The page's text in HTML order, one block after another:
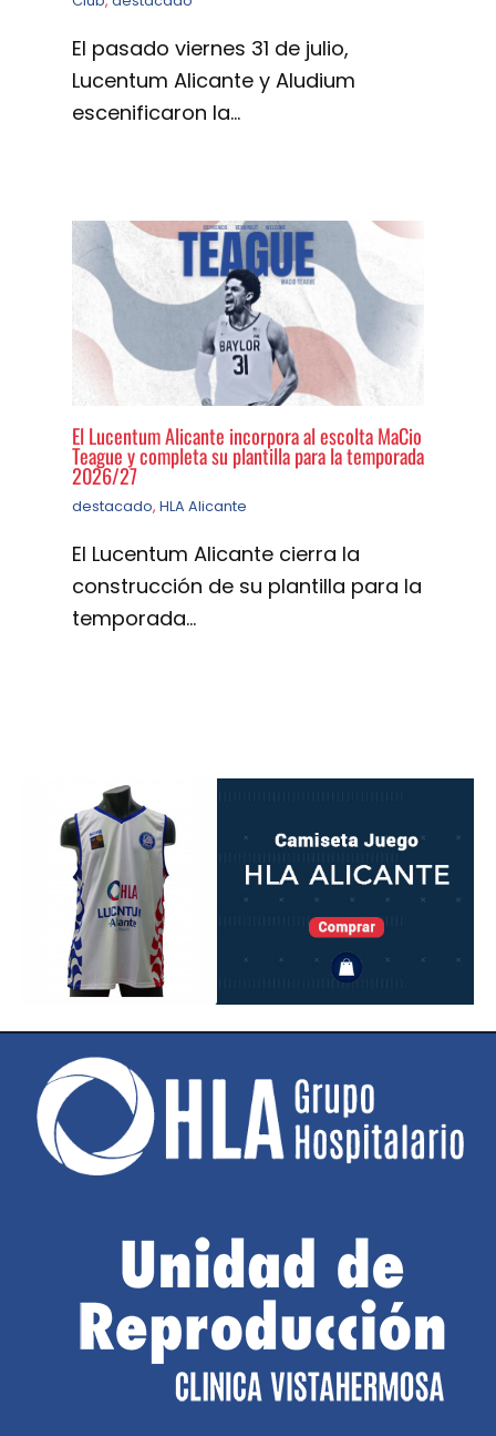
El pasado viernes 31 de julio,
Lucentum Alicante y Aludium
escenificaron la…
El Lucentum Alicante incorpora al escolta MaCio
Teague y completa su plantilla para la temporada
2026/27
destacado, HLA Alicante
El Lucentum Alicante cierra la
construcción de su plantilla para la
temporada…